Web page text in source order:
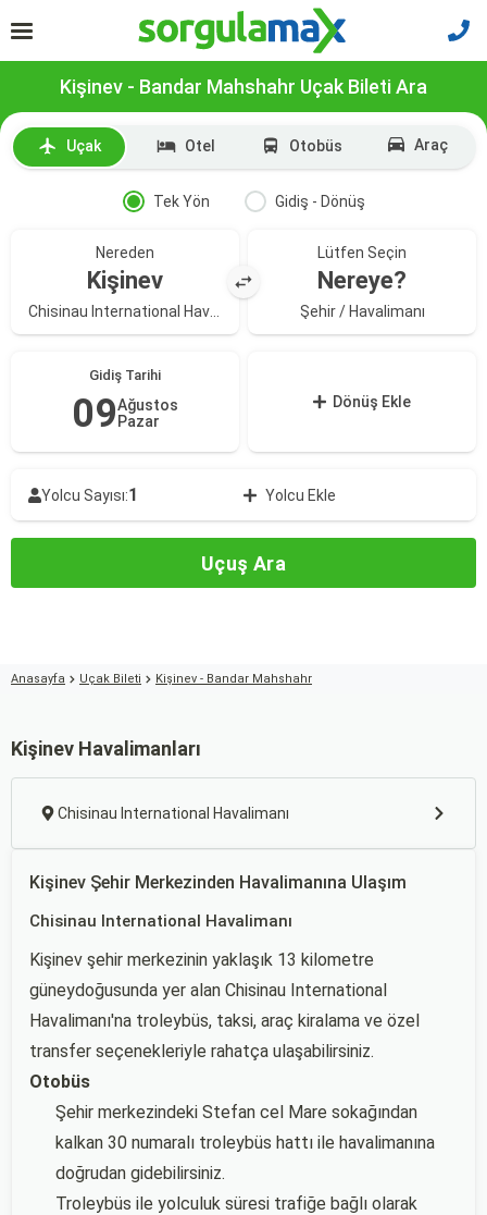
Kişinev - Bandar Mahshahr Uçak Bileti Ara
Uçak Otel Otobüs Araç
Tek Yön Gidiş - Dönüş
Nereden
Kişinev
Lütfen Seçin
Nereye?
Şehir / Havalimanı
Gidiş Tarihi
09Ağustos
Pazar
Dönüş Ekle
Yolcu Sayısı:1 Yolcu Ekle
Uçuş Ara
Anasayfa Uçak Bileti Kişinev - Bandar Mahshahr
Kişinev Havalimanları
Chisinau International Havalimanı
Kişinev Şehir Merkezinden Havalimanına Ulaşım
Chisinau International Havalimanı
Kişinev şehir merkezinin yaklaşık 13 kilometre
güneydoğusunda yer alan Chisinau International
Havalimanı'na troleybüs, taksi, araç kiralama ve özel
transfer seçenekleriyle rahatça ulaşabilirsiniz.
Otobüs
Şehir merkezindeki Stefan cel Mare sokağından
kalkan 30 numaralı troleybüs hattı ile havalimanına
doğrudan gidebilirsiniz.
Troleybüs ile yolculuk süresi trafiğe bağlı olarak